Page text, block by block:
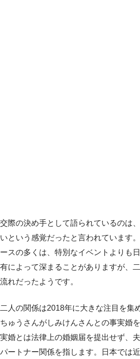
交際の決め手として語られているのは
いという感覚だったと言われています
ースの多くは、特別なイベントよりも
有によって深まることがありますが、
流れだったようです。
二人の関係は2018年に大きな注目を集
ちゅうさんがしみけんさんとの事実婚
実婚とは法律上の婚姻届を提出せず、
パートナー関係を指します。日本では